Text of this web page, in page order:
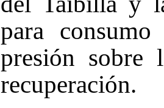
para
presión sobre
recuperación.